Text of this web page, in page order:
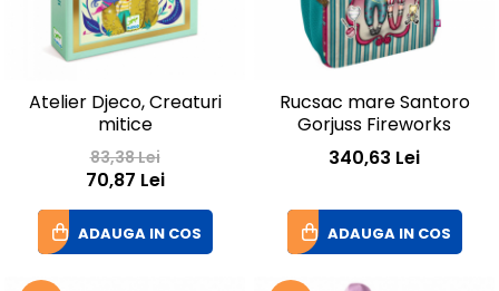
Atelier Djeco, Creaturi
mitice
83,38 Lei
70,87 Lei
ADAUGA IN COS
Rucsac mare Santoro
Gorjuss Fireworks
340,63 Lei
ADAUGA IN COS